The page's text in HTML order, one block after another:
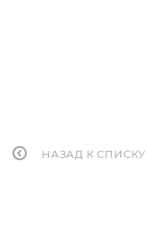
НАЗАД К СПИСКУ